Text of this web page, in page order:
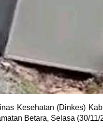
Kesehatan (Dinkes)
Betara, Selasa (30/11/